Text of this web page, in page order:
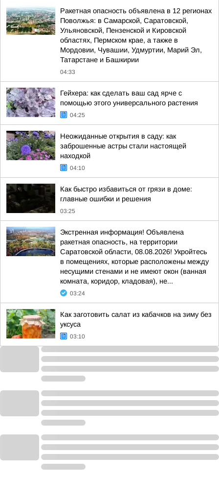
Ракетная опасность объявлена в 12 регионах
Поволжья: в Самарской, Саратовской,
Ульяновской, Пензенской и Кировской
областях, Пермском крае, а также в
Мордовии, Чувашии, Удмуртии, Марий Эл,
Татарстане и Башкирии
04:33
Гейхера: как сделать ваш сад ярче с
помощью этого универсального растения
04:25
Неожиданные открытия в саду: как
заброшенные астры стали настоящей
находкой
04:10
Как быстро избавиться от грязи в доме:
главные ошибки и решения
03:25
Экстренная информация! Объявлена
ракетная опасность, на территории
Саратовской области, 08.08.2026! Укройтесь
в помещениях, которые расположены между
несущими стенами и не имеют окон (ванная
комната, коридор, кладовая), не...
03:24
Как заготовить салат из кабачков на зиму без
уксуса
03:10